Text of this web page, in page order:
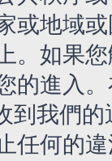
或地域
。如果
的進入
到我們
任何的